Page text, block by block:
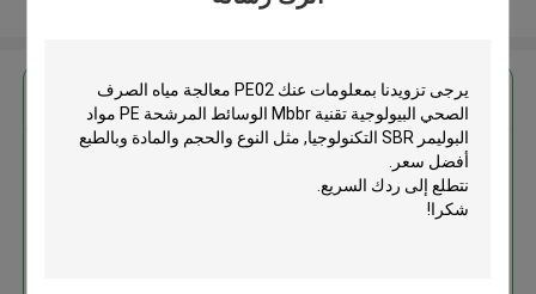
احصل على افضل سعر ل